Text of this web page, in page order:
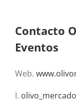
Contacto
Eventos
Web.
I.